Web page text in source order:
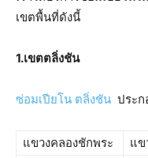
เขตพื้นที่ดังนี้
1.เขตตลิ่งชัน
ซ่อมเปียโน ตลิ่งชัน ประ
แขวงคลองชักพระ แข